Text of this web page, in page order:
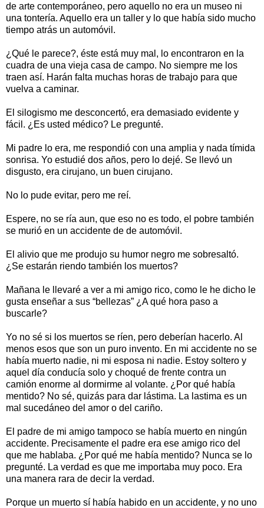
de arte contemporáneo, pero aquello no era un museo ni
una tontería. Aquello era un taller y lo que había sido mucho
tiempo atrás un automóvil.
¿Qué le parece?, éste está muy mal, lo encontraron en la
cuadra de una vieja casa de campo. No siempre me los
traen así. Harán falta muchas horas de trabajo para que
vuelva a caminar.
El silogismo me desconcertó, era demasiado evidente y
fácil. ¿Es usted médico? Le pregunté.
Mi padre lo era, me respondió con una amplia y nada tímida
sonrisa. Yo estudié dos años, pero lo dejé. Se llevó un
disgusto, era cirujano, un buen cirujano.
No lo pude evitar, pero me reí.
Espere, no se ría aun, que eso no es todo, el pobre también
se murió en un accidente de de automóvil.
El alivio que me produjo su humor negro me sobresaltó.
¿Se estarán riendo también los muertos?
Mañana le llevaré a ver a mi amigo rico, como le he dicho le
gusta enseñar a sus “bellezas” ¿A qué hora paso a
buscarle?
Yo no sé si los muertos se ríen, pero deberían hacerlo. Al
menos esos que son un puro invento. En mi accidente no se
había muerto nadie, ni mi esposa ni nadie. Estoy soltero y
aquel día conducía solo y choqué de frente contra un
camión enorme al dormirme al volante. ¿Por qué había
mentido? No sé, quizás para dar lástima. La lastima es un
mal sucedáneo del amor o del cariño.
El padre de mi amigo tampoco se había muerto en ningún
accidente. Precisamente el padre era ese amigo rico del
que me hablaba. ¿Por qué me había mentido? Nunca se lo
pregunté. La verdad es que me importaba muy poco. Era
una manera rara de decir la verdad.
Porque un muerto sí había habido en un accidente, y no uno